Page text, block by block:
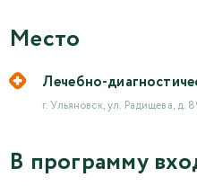
Место
Лечебно-
г. Ульяновск, ул. Радищева, д.
В программу